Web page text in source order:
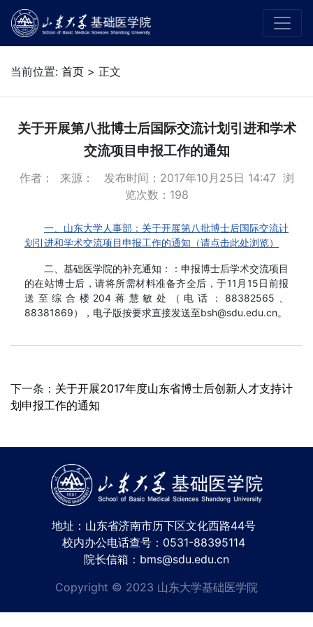
当前位置: 首页 > 正文
关于开展第八批博士后国际交流计划引进和学术
交流项目申报工作的通知
作者： 来源： 发布时间：2017年10月25日 14:47 浏
览次数： 198
一、山东大学人事部：关于开展第八批博士后国际交流计
划引进和学术交流项目申报工作的通知（请点击此处浏览）
二、基础医学院的补充通知：：申报博士后学术交流项目
的在站博士后，请将所需材料准备齐全后，于11月15日前报
送至综合楼204蒋慧敏处（电话：88382565、
88381869），电子版按要求直接发送至bsh@sdu.edu.cn。
下一条： 关于开展2017年度山东省博士后创新人才支持计
划申报工作的通知
地址：山东省济南市历下区文化西路44号
校内办公电话查号：0531-88395114
院长信箱：bms@sdu.edu.cn
Copyright © 2023 山东大学基础医学院